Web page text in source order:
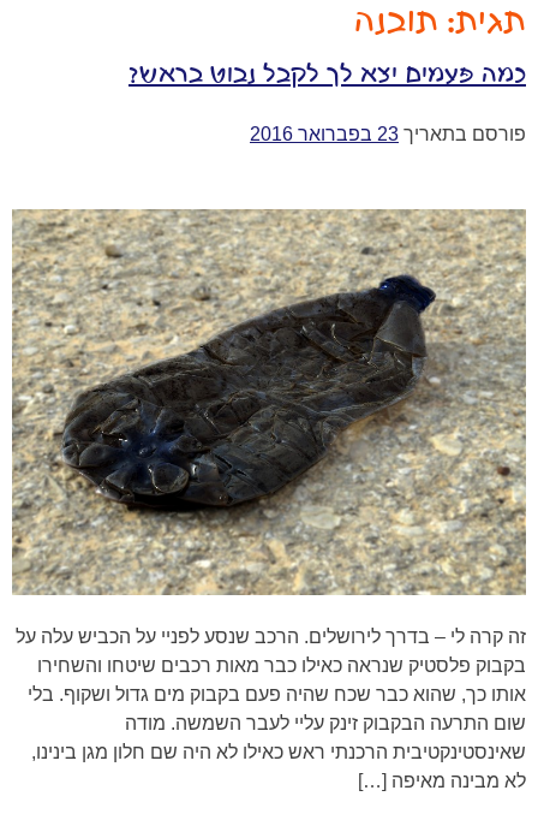
תגית: תובנה
כמה פעמים יצא לך לקבל נבוט בראש?
פורסם בתאריך 23 בפברואר 2016
זה קרה לי – בדרך לירושלים. הרכב שנסע לפניי על הכביש עלה על
בקבוק פלסטיק שנראה כאילו כבר מאות רכבים שיטחו והשחירו
אותו כך, שהוא כבר שכח שהיה פעם בקבוק מים גדול ושקוף. בלי
שום התרעה הבקבוק זינק עליי לעבר השמשה. מודה
שאינסטינקטיבית הרכנתי ראש כאילו לא היה שם חלון מגן בינינו,
לא מבינה מאיפה […]